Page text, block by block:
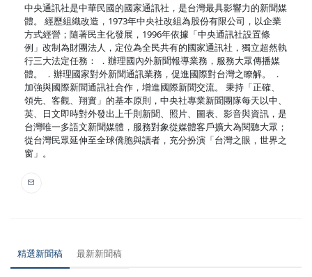
中央通訊社是中華民國的國家通訊社，是台灣最具影響力的新聞媒
體。 經歷組織改造，1973年中央社改組為股份有限公司，以企業
方式經營；隨著民主化發展，1996年依據「中央通訊社設置條
例」改制為財團法人，定位為全民共有的國家通訊社，獨立超然執
行三大法定任務： ．辦理國內外新聞報導業務，服務大眾傳播媒
體。 ．辦理國家對外新聞通訊業務，促進國際對台灣之瞭解。 ．
加強與國際新聞通訊社合作，增進國際新聞交流。 秉持「正確、
領先、客觀、翔實」的基本原則，中央社專業新聞團隊每天以中、
英、日文即時對外發出上千則新聞、照片、圖表、影音與資訊，是
台灣唯一多語文新聞媒體，服務對象從媒體客戶擴大為閱聽大眾；
從台灣民眾延伸至全球僑胞與讀者，充分扮演「台灣之眼，世界之
窗」。
精選新聞稿 最新新聞稿